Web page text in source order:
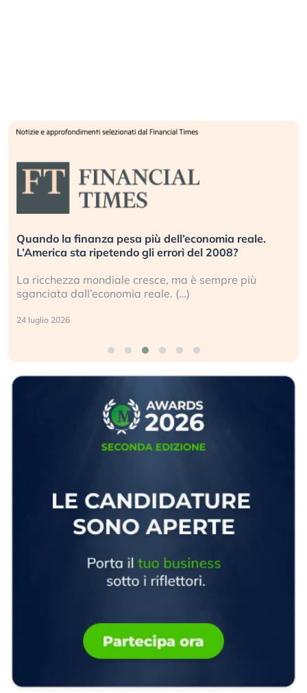
Quando la finanza pesa più dell’economia reale.
L’America sta ripetendo gli errori del 2008?
La ricchezza mondiale cresce, ma è sempre più
sganciata dall’economia reale. (…)
24 luglio 2026